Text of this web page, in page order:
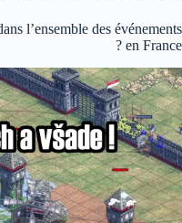
l’ensemble des événements
en France ?